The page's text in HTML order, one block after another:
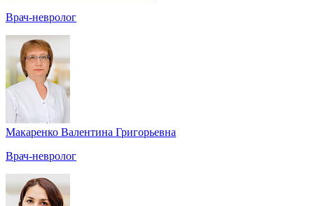
Врач-невролог
Макаренко Валентина Григорьевна
Врач-невролог